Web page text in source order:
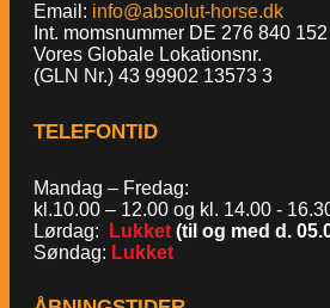
Email: info@absolut-horse.dk
Int. momsnummer DE 276 840 152
Vores Globale Lokationsnr.
(GLN Nr.) 43 99902 13573 3
TELEFONTID
Mandag – Fredag:
kl.10.00 – 12.00 og kl. 14.00 -
Lørdag:
Lukket (til og med d.
Søndag: Lukket